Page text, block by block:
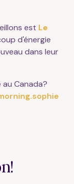
est Le
d'énergie
dans leur
au Canada?